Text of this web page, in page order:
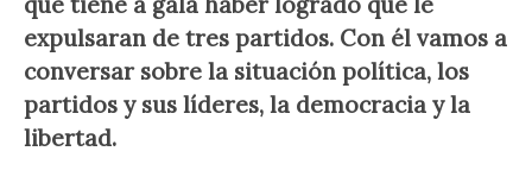
expulsaran de tres partidos. Con él vamos a
conversar sobre la situación política, los
partidos y sus líderes, la democracia y la
libertad.